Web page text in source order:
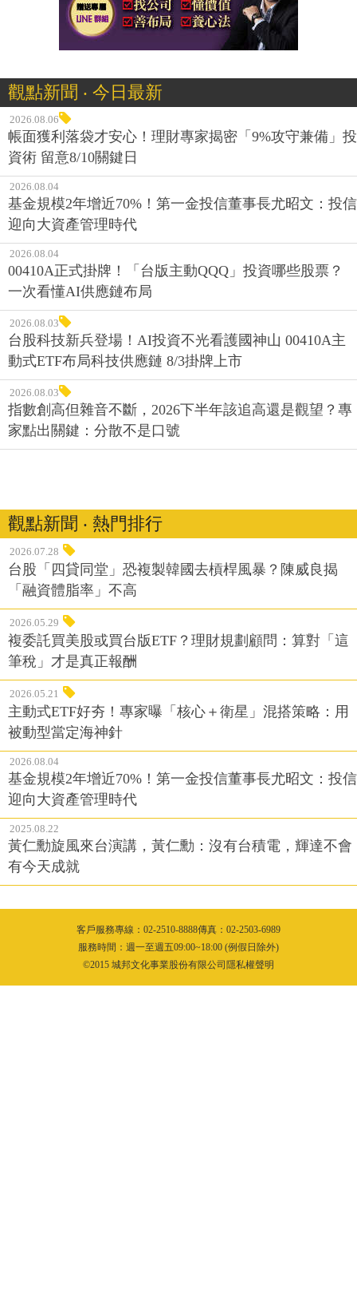
觀點新聞 ‧ 今日最新
2026.08.06
帳面獲利落袋才安心！理財專家揭密「9%攻守兼備」投
資術 留意8/10關鍵日
2026.08.04
基金規模2年增近70%！第一金投信董事長尤昭文：投信
迎向大資產管理時代
2026.08.04
00410A正式掛牌！「台版主動QQQ」投資哪些股票？
一次看懂AI供應鏈布局
2026.08.03
台股科技新兵登場！AI投資不光看護國神山 00410A主
動式ETF布局科技供應鏈 8/3掛牌上市
2026.08.03
指數創高但雜音不斷，2026下半年該追高還是觀望？專
家點出關鍵：分散不是口號
觀點新聞 ‧ 熱門排行
2026.07.28
台股「四貸同堂」恐複製韓國去槓桿風暴？陳威良揭
「融資體脂率」不高
2026.05.29
複委託買美股或買台版ETF？理財規劃顧問：算對「這
筆稅」才是真正報酬
2026.05.21
主動式ETF好夯！專家曝「核心＋衛星」混搭策略：用
被動型當定海神針
2026.08.04
基金規模2年增近70%！第一金投信董事長尤昭文：投信
迎向大資產管理時代
2025.08.22
黃仁勳旋風來台演講，黃仁勳：沒有台積電，輝達不會
有今天成就
客戶服務專線：02-2510-8888傳真：02-2503-6989
服務時間：週一至週五09:00~18:00 (例假日除外)
©2015 城邦文化事業股份有限公司隱私權聲明